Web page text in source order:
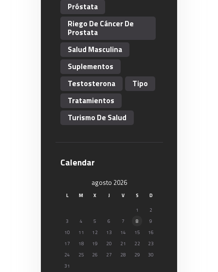
Próstata
Riego De Cáncer De
Prostata
Salud Masculina
Suplementos
Testosterona
Tipo
Tratamientos
Turismo De Salud
Calendar
agosto 2026
L M X J V S
D
1
2
3
4 5 6 7 8
9
10
11 12 13 14 15
16
17
18 19 20 21 22
23
24
25 26 27 28 29
30
31